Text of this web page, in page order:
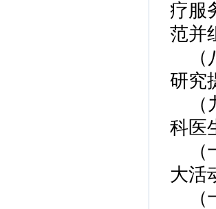
疗服
范并
研究
科医
大活